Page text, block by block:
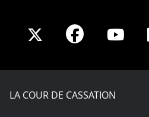
Share
X
Share
Facebook
LA COUR DE CASSATION